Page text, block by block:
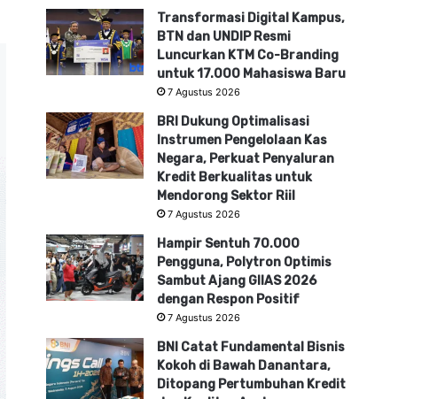
Transformasi Digital Kampus,
BTN dan UNDIP Resmi
Luncurkan KTM Co-Branding
untuk 17.000 Mahasiswa Baru
7 Agustus 2026
BRI Dukung Optimalisasi
Instrumen Pengelolaan Kas
Negara, Perkuat Penyaluran
Kredit Berkualitas untuk
Mendorong Sektor Riil
7 Agustus 2026
Hampir Sentuh 70.000
Pengguna, Polytron Optimis
Sambut Ajang GIIAS 2026
dengan Respon Positif
7 Agustus 2026
BNI Catat Fundamental Bisnis
Kokoh di Bawah Danantara,
Ditopang Pertumbuhan Kredit